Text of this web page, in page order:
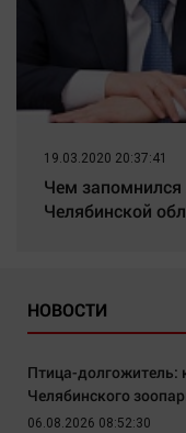
19.03.2020 20:37:41
Чем запомнился
Челябинской
НОВОСТИ
Птица-
Челябинского
06.08.2026 08:52:30